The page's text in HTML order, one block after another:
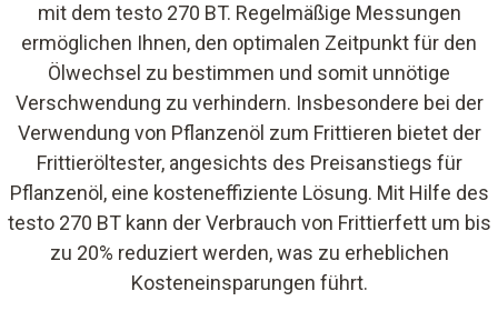
mit dem testo 270 BT. Regelmäßige Messungen
ermöglichen Ihnen, den optimalen Zeitpunkt für den
Ölwechsel zu bestimmen und somit unnötige
Verschwendung zu verhindern. Insbesondere bei der
Verwendung von Pflanzenöl zum Frittieren bietet der
Frittieröltester, angesichts des Preisanstiegs für
Pflanzenöl, eine kosteneffiziente Lösung. Mit Hilfe des
testo 270 BT kann der Verbrauch von Frittierfett um bis
zu 20% reduziert werden, was zu erheblichen
Kosteneinsparungen führt.